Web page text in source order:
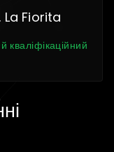
La Fiorita
кваліфікаційний